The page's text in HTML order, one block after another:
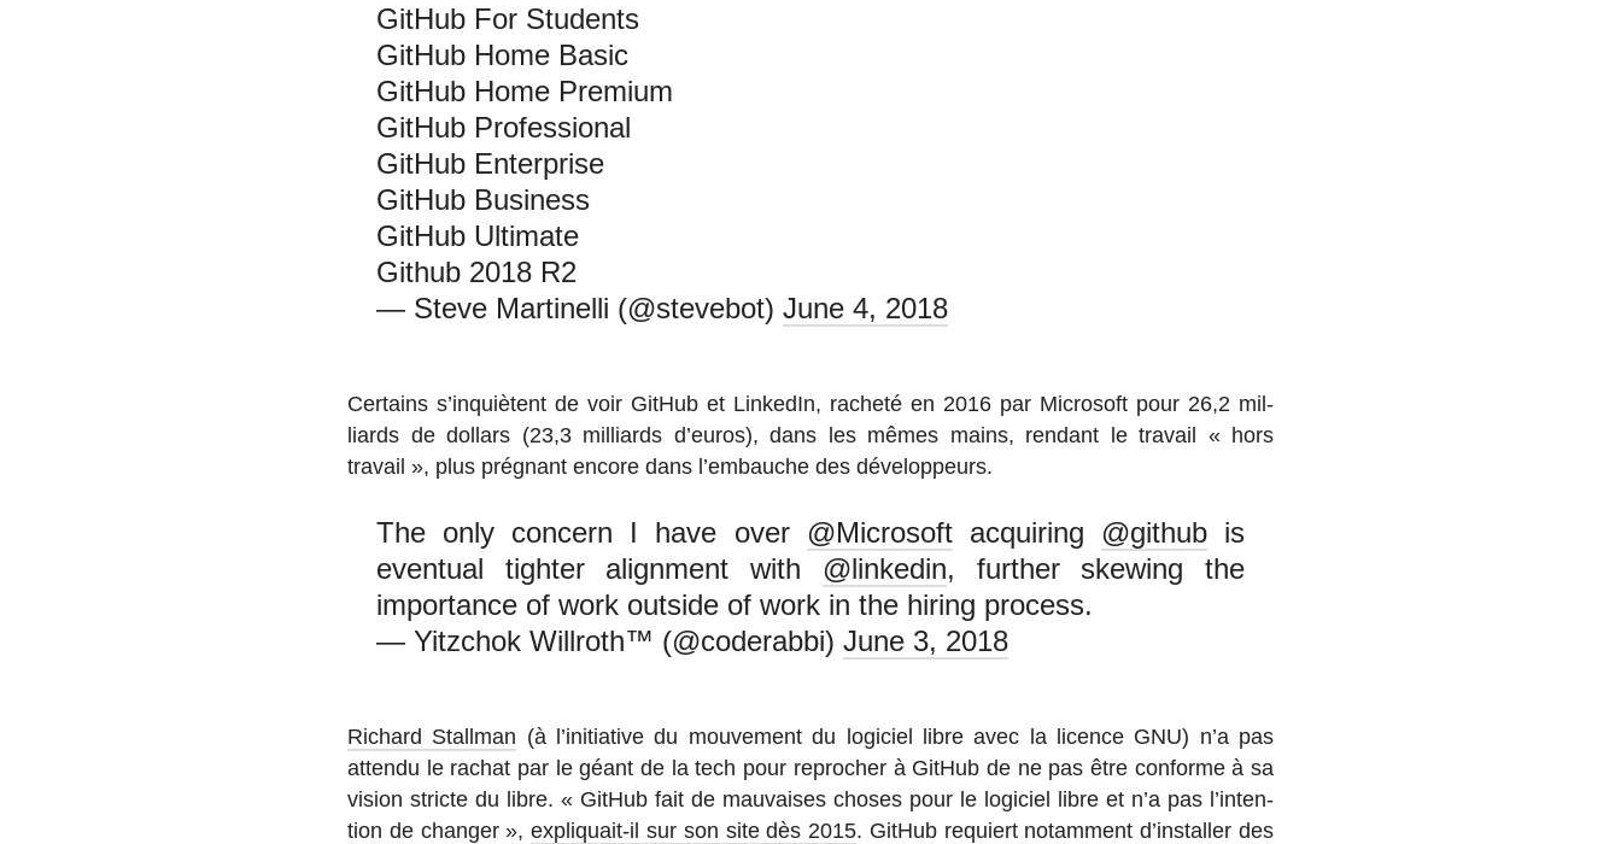
GitHub For Students
GitHub Home Basic
GitHub Home Premium
GitHub Professional
GitHub Enterprise
GitHub Business
GitHub Ultimate
Github 2018 R2
— Steve Martinelli (@stevebot) June 4, 2018
Cer­tains s’in­quiètent de voir GitHub et Lin­ke­dIn, racheté en 2016 par Mi­cro­soft pour 26,2 mil­
liards de dollars (23,3 mil­liards d’euros), dans les mêmes mains, rendant le travail « hors
travail », plus pré­gnant encore dans l’em­bauche des développeurs.
The only concern I have over @Microsoftacquiring @githubis
eventual tighter alignment with @linkedin, further skewing the
importance of work outside of work in the hiring process.
— Yitzchok Willroth™ (@coderabbi) June 3, 2018
Richard Stallman (à l’ini­tia­tive du mou­ve­ment du lo­gi­ciel libre avec la licence GNU) n’a pas
attendu le rachat par le géant de la tech pour re­pro­cher à GitHub de ne pas être conforme à sa
vision stricte du libre. « GitHub fait de mau­vaises choses pour le lo­gi­ciel libre et n’a pas l’in­ten­
tion de changer »,ex­pli­quait-il sur son site dès 2015. GitHub re­quiert no­tam­ment d’ins­tal­ler des